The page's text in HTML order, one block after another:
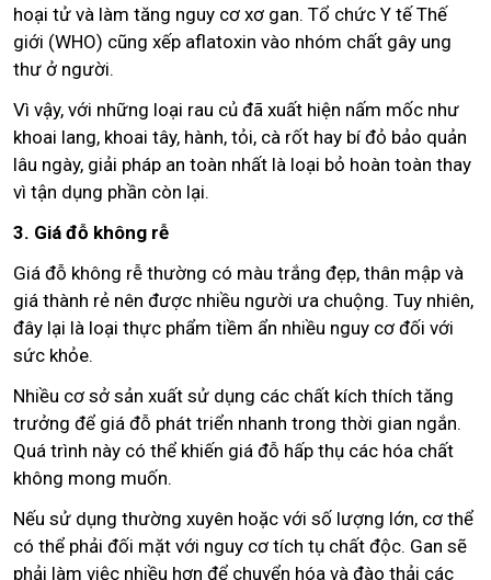
hoại tử và làm tăng nguy cơ xơ gan. Tổ chức Y tế Thế
giới (WHO) cũng xếp aflatoxin vào nhóm chất gây ung
thư ở người.
Vì vậy, với những loại rau củ đã xuất hiện nấm mốc như
khoai lang, khoai tây, hành, tỏi, cà rốt hay bí đỏ bảo quản
lâu ngày, giải pháp an toàn nhất là loại bỏ hoàn toàn thay
vì tận dụng phần còn lại.
3. Giá đỗ không rễ
Giá đỗ không rễ thường có màu trắng đẹp, thân mập và
giá thành rẻ nên được nhiều người ưa chuộng. Tuy nhiên,
đây lại là loại thực phẩm tiềm ẩn nhiều nguy cơ đối với
sức khỏe.
Nhiều cơ sở sản xuất sử dụng các chất kích thích tăng
trưởng để giá đỗ phát triển nhanh trong thời gian ngắn.
Quá trình này có thể khiến giá đỗ hấp thụ các hóa chất
không mong muốn.
Nếu sử dụng thường xuyên hoặc với số lượng lớn, cơ thể
có thể phải đối mặt với nguy cơ tích tụ chất độc. Gan sẽ
phải làm việc nhiều hơn để chuyển hóa và đào thải các